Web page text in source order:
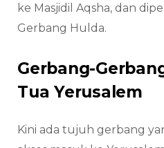
ke Masjidil Aqsha, dan
Gerbang Hulda.
Gerbang-
Tua Yerusalem
Kini ada tujuh gerbang